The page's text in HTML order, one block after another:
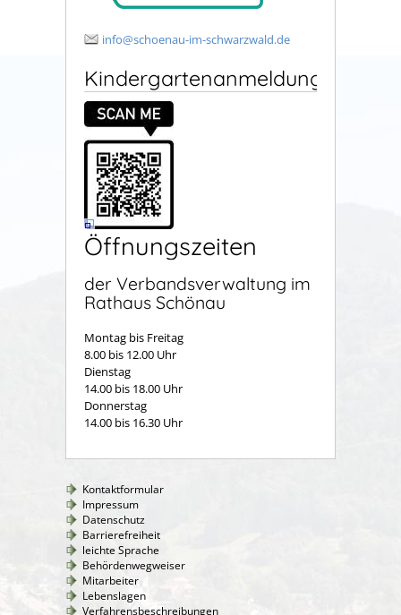
info@schoenau-im-schwarzwald.de
Kindergartenanmeldung
Öffnungszeiten
der Verbandsverwaltung im
Rathaus Schönau
Montag bis Freitag
8.00 bis 12.00 Uhr
Dienstag
14.00 bis 18.00 Uhr
Donnerstag
14.00 bis 16.30 Uhr
Kontaktformular
Impressum
Datenschutz
Barrierefreiheit
leichte Sprache
Behördenwegweiser
Mitarbeiter
Lebenslagen
Verfahrensbeschreibungen